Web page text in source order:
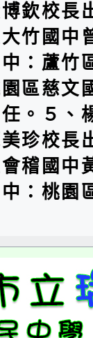
欽校長
竹國中
：蘆竹
區慈文
。５、
珍校長
稽國中
：桃園